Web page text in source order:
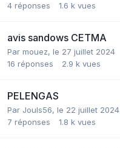
4 réponses 1.6 k vues
avis sandows CETMA
Par mouez, le 27 juillet 2024
16 réponses 2.9 k vues
PELENGAS
Par Jouls56, le 22 juillet 2024
7 réponses 1.8 k vues